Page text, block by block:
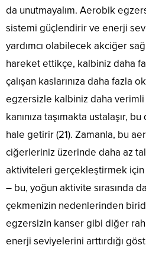
da unutmayalım. Aerobik
sistemi güçlendirir ve enerji
yardımcı olabilecek akciğer
hareket ettikçe, kalbiniz daha
çalışan kaslarınıza daha fazla
egzersizle kalbiniz daha
kanınıza taşımakta ustalaşır,
hale getirir (21). Zamanla, bu
ciğerleriniz üzerinde daha az
aktiviteleri gerçekleştirmek
– bu, yoğun aktivite sırasında
çekmenizin nedenlerinden
egzersizin kanser gibi diğer
enerji seviyelerini arttırdığı